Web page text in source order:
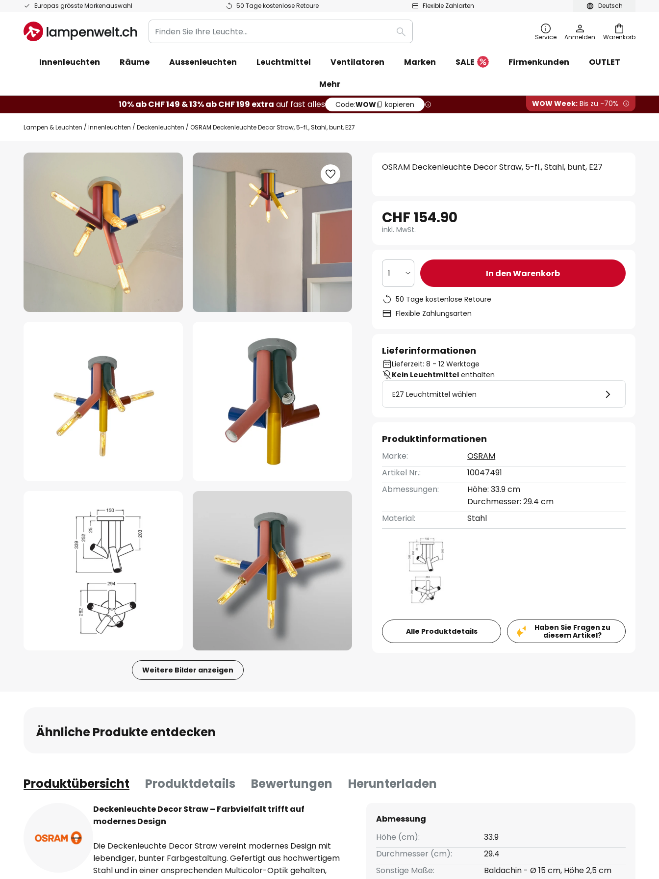
Deutsch
Europas grösste Markenauswahl 50 Tage kostenlose Retoure Flexible Zahlarten
Zum
springen
Warenkorb
Finden
Sie
Leuchte...
Suche Service Anmelden
Innenleuchten Räume Aussenleuchten Leuchtmittel Ventilatoren Marken SALE Firmenkunden
OUTLET
Mehr
10% ab CHF 149 & 13% ab CHF 199 extra auf fast alles Code:WOW kopieren WOW Week: Bis zu -70%
Lampen & Leuchten Innenleuchten Deckenleuchten OSRAM Deckenleuchte Decor Straw, 5-fl., Stahl, bunt, E27
Zum
Bildgalerie
Weitere Bilder anzeigen
Bildgalerie
springen
OSRAM Deckenleuchte Decor Straw, 5-fl., Stahl, bunt, E27
CHF 154.90
inkl. MwSt.
1 In den Warenkorb
50 Tage kostenlose Retoure
Flexible Zahlungsarten
Lieferinformationen
Lieferzeit: 8 - 12 Werktage
Kein Leuchtmittel enthalten
E27 Leuchtmittel wählen
Produktinformationen
Marke:
OSRAM
Artikel Nr.:
10047491
Abmessungen:
Höhe: 33.9 cm
Durchmesser: 29.4 cm
Material:
Stahl
Alle Produktdetails
Haben Sie Fragen zu
diesem Artikel?
Ähnliche Produkte entdecken
Produktübersicht Produktdetails Bewertungen Herunterladen
Deckenleuchte Decor Straw – Farbvielfalt trifft auf
modernes Design
Die Deckenleuchte Decor Straw vereint modernes Design mit
lebendiger, bunter Farbgestaltung. Gefertigt aus hochwertigem
Stahl und in einer ansprechenden Multicolor-Optik gehalten,
Abmessung
Höhe (cm):
33.9
Durchmesser (cm):
29.4
Sonstige Maße:
Baldachin - Ø 15 cm, Höhe 2,5 cm